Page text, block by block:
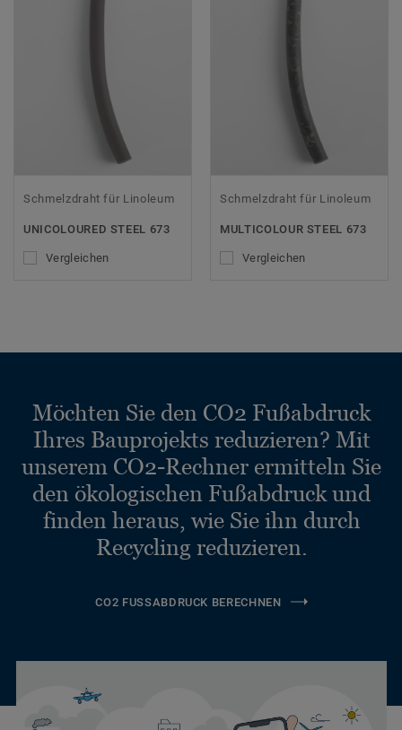
Schmelzdraht für Linoleum
UNICOLOURED STEEL 673
Vergleichen
Schmelzdraht für Linoleum
MULTICOLOUR STEEL 673
Vergleichen
Möchten Sie den CO2 Fußabdruck
Ihres Bauprojekts reduzieren? Mit
unserem CO2-Rechner ermitteln Sie
den ökologischen Fußabdruck und
finden heraus, wie Sie ihn durch
Recycling reduzieren.
CO2 FUSSABDRUCK BERECHNEN